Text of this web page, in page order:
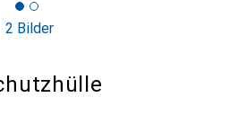
2 Bilder